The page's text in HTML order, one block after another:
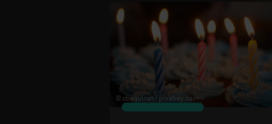
© cbaquiran / pixabay.com